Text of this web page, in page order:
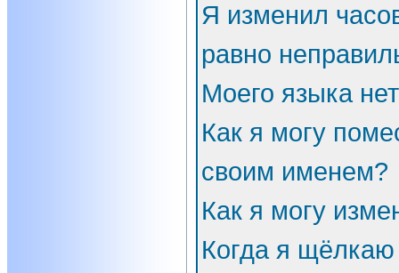
Я изменил
равно
Моего языка
Как я могу
своим именем?
Как я могу
Когда я